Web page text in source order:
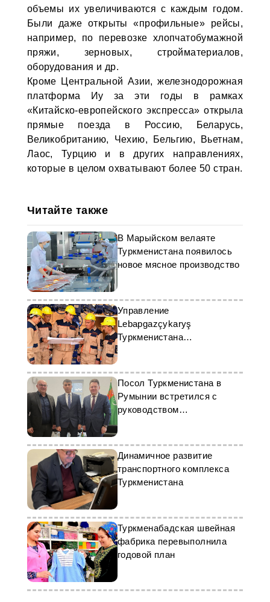
объемы их увеличиваются с каждым годом.
Были даже открыты «профильные» рейсы,
например, по перевозке хлопчатобумажной
пряжи, зерновых, стройматериалов,
оборудования и др.
Кроме Центральной Азии, железнодорожная
платформа Иу за эти годы в рамках
«Китайско-европейского экспресса» открыла
прямые поезда в Россию, Беларусь,
Великобританию, Чехию, Бельгию, Вьетнам,
Лаос, Турцию и в других направлениях,
которые в целом охватывают более 50 стран.
Читайте также
В Марыйском велаяте
Туркменистана появилось
новое мясное производство
Управление
Lebapgazçykaryş
Туркменистана
перевыполнило план по
газодобыче
Посол Туркменистана в
Румынии встретился с
руководством
MULTIPOWER SRL
Динамичное развитие
транспортного комплекса
Туркменистана
Туркменабадская швейная
фабрика перевыполнила
годовой план